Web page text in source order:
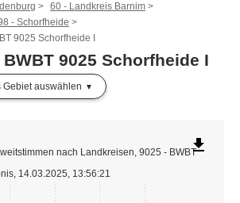
60 - Landkreis Barnim
- Schorfheide
9025 Schorfheide I
BWBT 9025 Schorfheide I
Gebiet auswählen
nach Landkreisen, 9025 - BWBT
14.03.2025, 13:56:21
file_download